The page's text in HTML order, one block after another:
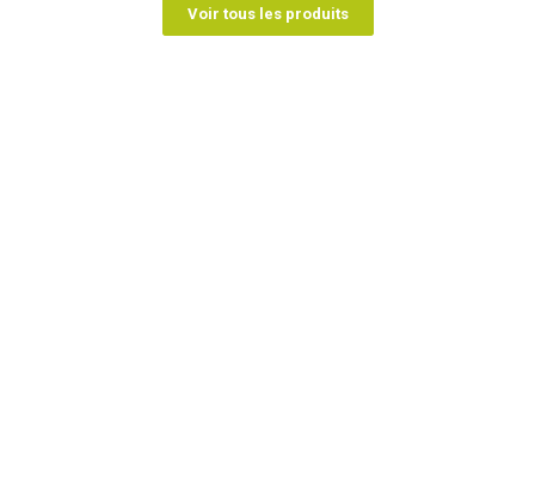
Voir tous les produits